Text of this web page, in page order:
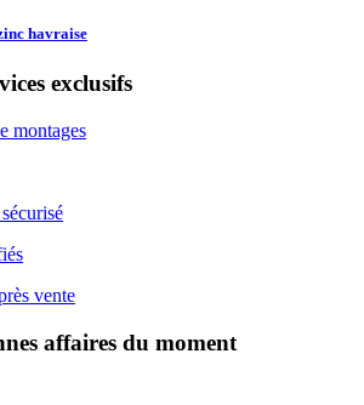
havraise
exclusifs
montages
vente
affaires du moment